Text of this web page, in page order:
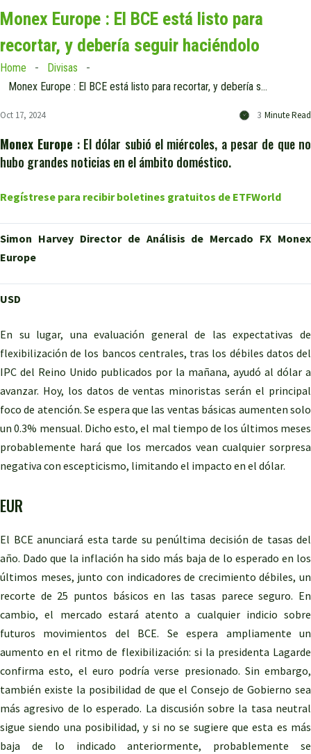
Monex Europe : El BCE está listo para
recortar, y debería seguir haciéndolo
Home
Divisas
Monex Europe : El BCE está listo para recortar, y debería seguir haciéndolo
Oct 17, 2024 3 Minute Read
Monex Europe : El dólar subió el miércoles, a pesar de que no
hubo grandes noticias en el ámbito doméstico.
Regístrese para recibir boletines gratuitos de ETFWorld
Simon Harvey Director de Análisis de Mercado FX Monex
Europe
USD
En su lugar, una evaluación general de las expectativas de
flexibilización de los bancos centrales, tras los débiles datos del
IPC del Reino Unido publicados por la mañana, ayudó al dólar a
avanzar. Hoy, los datos de ventas minoristas serán el principal
foco de atención. Se espera que las ventas básicas aumenten solo
un 0.3% mensual. Dicho esto, el mal tiempo de los últimos meses
probablemente hará que los mercados vean cualquier sorpresa
negativa con escepticismo, limitando el impacto en el dólar.
EUR
El BCE anunciará esta tarde su penúltima decisión de tasas del
año. Dado que la inflación ha sido más baja de lo esperado en los
últimos meses, junto con indicadores de crecimiento débiles, un
recorte de 25 puntos básicos en las tasas parece seguro. En
cambio, el mercado estará atento a cualquier indicio sobre
futuros movimientos del BCE. Se espera ampliamente un
aumento en el ritmo de flexibilización: si la presidenta Lagarde
confirma esto, el euro podría verse presionado. Sin embargo,
también existe la posibilidad de que el Consejo de Gobierno sea
más agresivo de lo esperado. La discusión sobre la tasa neutral
sigue siendo una posibilidad, y si no se sugiere que esta es más
baja de lo indicado anteriormente, probablemente se